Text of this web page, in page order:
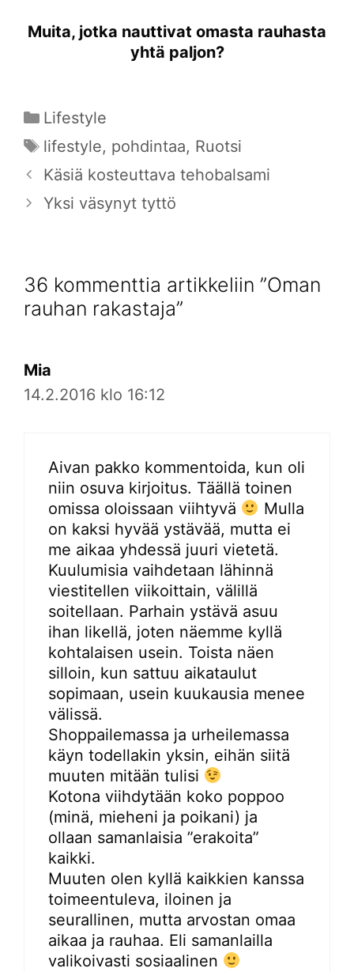
Muita, jotka nauttivat omasta rauhasta
yhtä paljon?
Kategoriat
Lifestyle
Avainsanat
lifestyle, pohdintaa, Ruotsi
Käsiä kosteuttava tehobalsami
Yksi väsynyt tyttö
36 kommenttia artikkeliin ”Oman
rauhan rakastaja”
Mia
14.2.2016 klo 16:12
Aivan pakko kommentoida, kun oli
niin osuva kirjoitus. Täällä toinen
omissa oloissaan viihtyvä
Mulla
on kaksi hyvää ystävää, mutta ei
me aikaa yhdessä juuri vietetä.
Kuulumisia vaihdetaan lähinnä
viestitellen viikoittain, välillä
soitellaan. Parhain ystävä asuu
ihan likellä, joten näemme kyllä
kohtalaisen usein. Toista näen
silloin, kun sattuu aikataulut
sopimaan, usein kuukausia menee
välissä.
Shoppailemassa ja urheilemassa
käyn todellakin yksin, eihän siitä
muuten mitään tulisi
Kotona viihdytään koko poppoo
(minä, mieheni ja poikani) ja
ollaan samanlaisia ”erakoita”
kaikki.
Muuten olen kyllä kaikkien kanssa
toimeentuleva, iloinen ja
seurallinen, mutta arvostan omaa
aikaa ja rauhaa. Eli samanlailla
valikoivasti sosiaalinen